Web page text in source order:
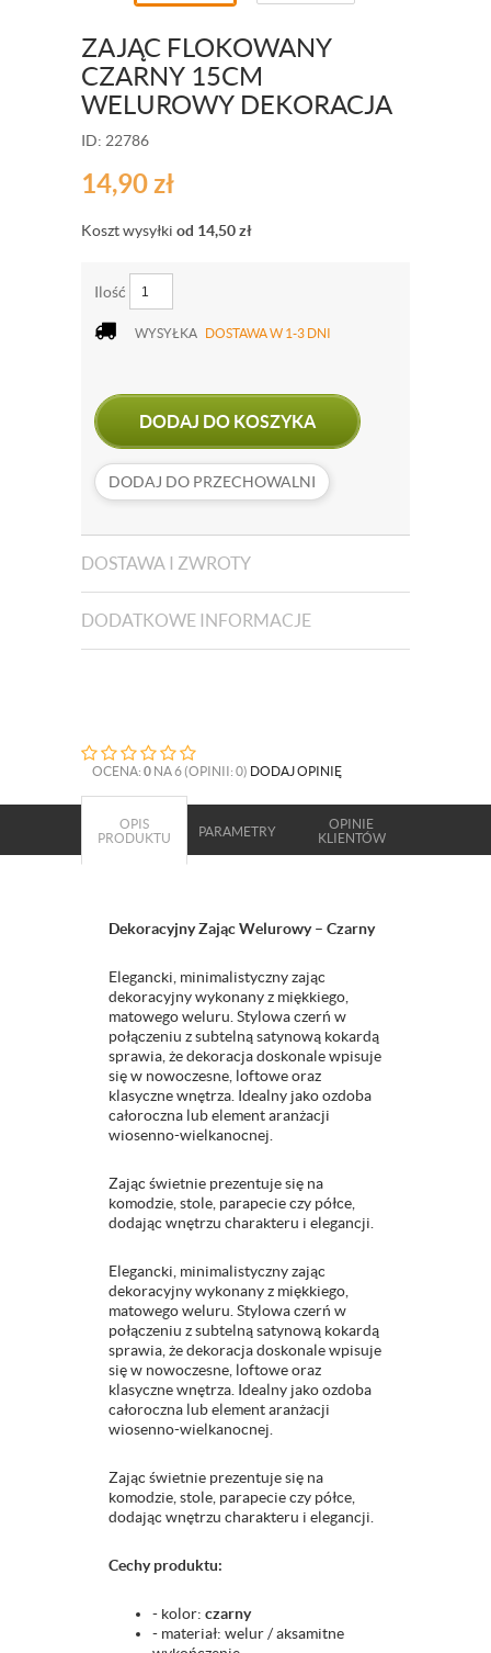
ZAJĄC FLOKOWANY
CZARNY 15CM
WELUROWY DEKORACJA
ID: 22786
14,90zł
Koszt wysyłki od 14,50zł
Ilość
WYSYŁKA DOSTAWA W 1-3 DNI
DODAJ DO KOSZYKA
DODAJ DO PRZECHOWALNI
DOSTAWA I ZWROTY
DODATKOWE INFORMACJE
OCENA: 0 NA 6 (OPINII: 0) DODAJ OPINIĘ
OPIS
PRODUKTU
PARAMETRY
OPINIE
KLIENTÓW
Dekoracyjny Zając Welurowy – Czarny
Elegancki, minimalistyczny zając
dekoracyjny wykonany z miękkiego,
matowego weluru. Stylowa czerń w
połączeniu z subtelną satynową kokardą
sprawia, że dekoracja doskonale wpisuje
się w nowoczesne, loftowe oraz
klasyczne wnętrza. Idealny jako ozdoba
całoroczna lub element aranżacji
wiosenno-wielkanocnej.
Zając świetnie prezentuje się na
komodzie, stole, parapecie czy półce,
dodając wnętrzu charakteru i elegancji.
Elegancki, minimalistyczny zając
dekoracyjny wykonany z miękkiego,
matowego weluru. Stylowa czerń w
połączeniu z subtelną satynową kokardą
sprawia, że dekoracja doskonale wpisuje
się w nowoczesne, loftowe oraz
klasyczne wnętrza. Idealny jako ozdoba
całoroczna lub element aranżacji
wiosenno-wielkanocnej.
Zając świetnie prezentuje się na
komodzie, stole, parapecie czy półce,
dodając wnętrzu charakteru i elegancji.
Cechy produktu:
- kolor: czarny
- materiał: welur / aksamitne